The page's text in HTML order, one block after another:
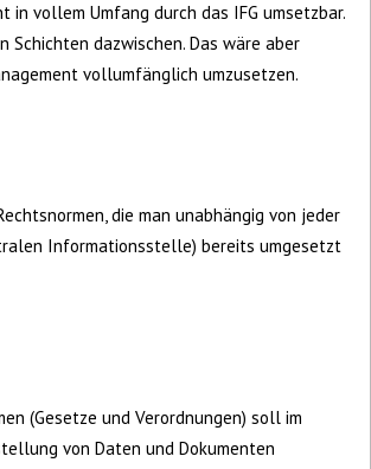
in vollem Umfang durch das IFG umsetzbar.
Schichten dazwischen. Das wäre aber
vollumfänglich umzusetzen.
die man unabhängig von jeder
Informationsstelle) bereits umgesetzt
(Gesetze und Verordnungen) soll im
von Daten und Dokumenten